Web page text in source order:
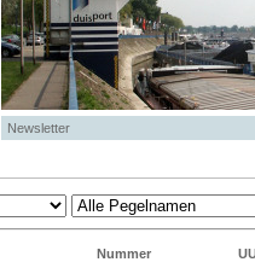
Newsletter
Nummer